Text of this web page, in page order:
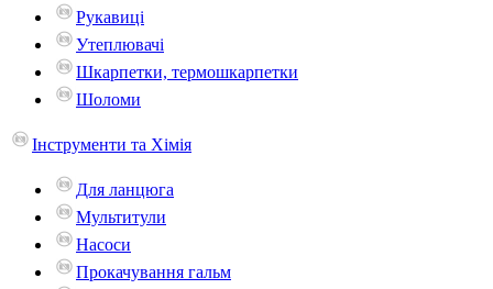
Рукавиці
Утеплювачі
Шкарпетки, термошкарпетки
Шоломи
Інструменти та Хімія
Для ланцюга
Мультитули
Насоси
Прокачування гальм